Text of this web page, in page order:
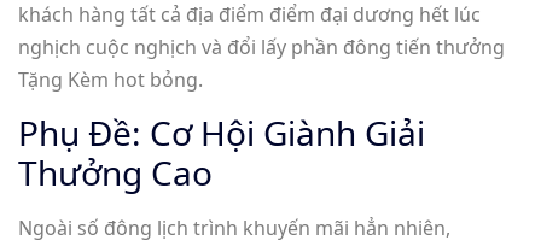
khách hàng tất cả địa điểm điểm đại dương hết lúc
nghịch cuộc nghịch và đổi lấy phần đông tiến thưởng
Tặng Kèm hot bỏng.
Phụ Đề: Cơ Hội Giành Giải
Thưởng Cao
Ngoài số đông lịch trình khuyến mãi hẳn nhiên,